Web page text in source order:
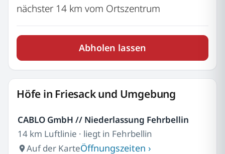
nächster 14 km vom Ortszentrum
Abholen lassen
Höfe in Friesack und Umgebung
CABLO GmbH // Niederlassung Fehrbellin
14 km Luftlinie · liegt in Fehrbellin
Auf der KarteÖffnungszeiten ›